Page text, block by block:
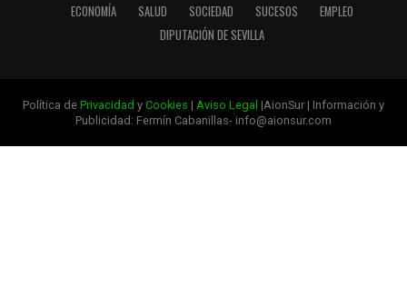
ECONOMÍA
SALUD SOCIEDAD SUCESOS
EMPLEO
DIPUTACIÓN DE SEVILLA
Política de Privacidad y Cookies | Aviso Legal |AionSur | Información y
Publicidad: Fermín Cabanillas- info@aionsur.com